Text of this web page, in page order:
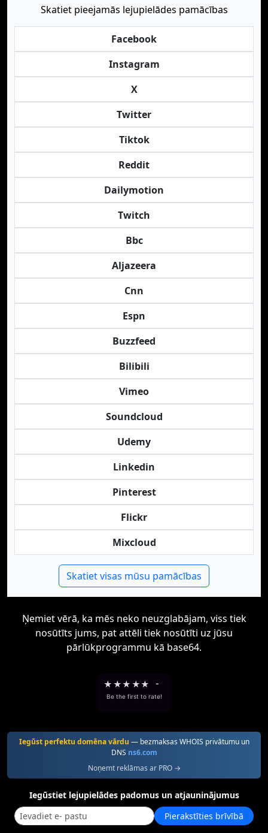
Skatiet pieejamās lejupielādes pamācības
Facebook
Instagram
X
Twitter
Tiktok
Reddit
Dailymotion
Twitch
Bbc
Aljazeera
Cnn
Espn
Buzzfeed
Bilibili
Vimeo
Soundcloud
Udemy
Linkedin
Pinterest
Flickr
Mixcloud
Skatiet visas mūsu pamācības
Ņemiet vērā, ka mēs neko neuzglabājam, viss tiek
nosūtīts jums, pat attēli tiek nosūtīti uz jūsu
pārlūkprogrammu kā base64.
★ ★★ ★★ -
Be the first to rate!
Iegūst perfektu domēna vārdu — bezmaksas WHOIS privātumu un
DNS ns6.com
Noņemt reklāmas ar PRO →
Iegūstiet lejupielādes padomus un atjauninājumus
Pierakstīties brīvībā